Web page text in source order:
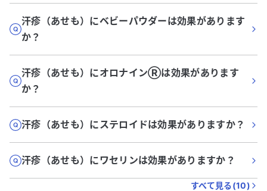
汗疹（あせも）にベビーパウダーは効果があります
か？
汗疹（あせも）にオロナインⓇは効果があります
か？
汗疹（あせも）にステロイドは効果がありますか？
汗疹（あせも）にワセリンは効果がありますか？
すべて見る(10)